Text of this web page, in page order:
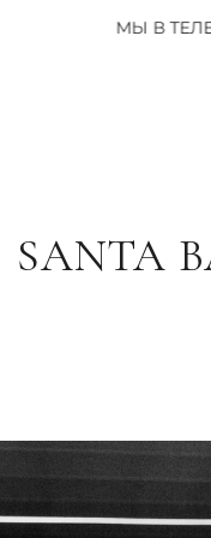
SANTA
МЫ В ТЕЛЕГРАМ